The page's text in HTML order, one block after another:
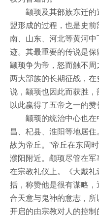
颛顼及其部族东迁的
盟形成的过程，也是史
南、山东、河北等黄河
迹。其最重要的传说是
颛顼争为帝，怒而触不周
两大部族的长期征战，
说，颛顼也因此而获胜
以此赢得了五帝之一的赞
颛顼的统治中心也在
昌、杞县、淮阳等地居住
故为帝丘。”帝丘在东周
濮阳附近。颛顼尽管在
在宗教礼仪上。《大戴
括，称赞他是很有谋略
合天意与鬼神的意志，
开启的由宗教对人的控